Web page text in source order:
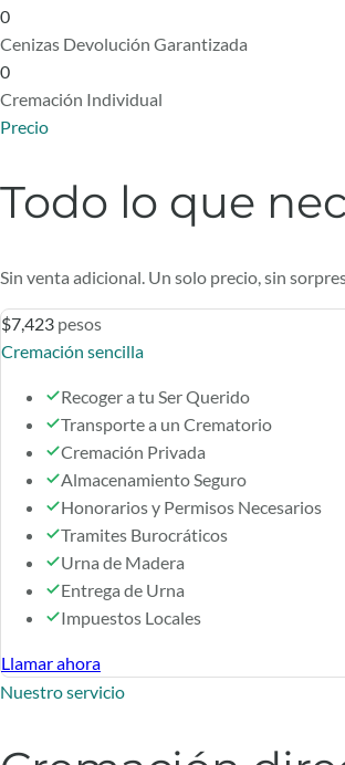
0
Cenizas Devolución Garantizada
0
Cremación Individual
Precio
Todo lo que
Sin venta adicional. Un solo precio, sin
$7,423 pesos
Cremación sencilla
Recoger a tu Ser Querido
Transporte a un Crematorio
Cremación Privada
Almacenamiento Seguro
Honorarios y Permisos Necesarios
Tramites Burocráticos
Urna de Madera
Entrega de Urna
Impuestos Locales
Llamar ahora
Nuestro servicio